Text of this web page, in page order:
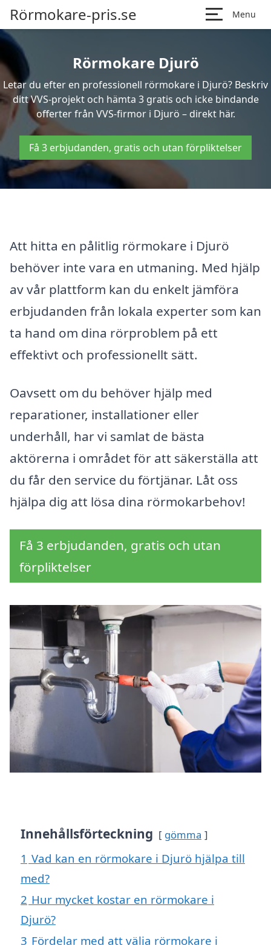
Rörmokare-pris.se Menu
Rörmokare Djurö
Letar du efter en professionell rörmokare i Djurö? Beskriv
ditt VVS-projekt och hämta 3 gratis och icke bindande
offerter från VVS-firmor i Djurö – direkt här.
Få 3 erbjudanden, gratis och utan förpliktelser
Att hitta en pålitlig rörmokare i Djurö
behöver inte vara en utmaning. Med hjälp
av vår plattform kan du enkelt jämföra
erbjudanden från lokala experter som kan
ta hand om dina rörproblem på ett
effektivt och professionellt sätt.
Oavsett om du behöver hjälp med
reparationer, installationer eller
underhåll, har vi samlat de bästa
aktörerna i området för att säkerställa att
du får den service du förtjänar. Låt oss
hjälpa dig att lösa dina rörmokarbehov!
Få 3 erbjudanden, gratis och utan
förpliktelser
Innehållsförteckning gömma
1 Vad kan en rörmokare i Djurö hjälpa till
med?
2 Hur mycket kostar en rörmokare i
Djurö?
3 Fördelar med att välja rörmokare i